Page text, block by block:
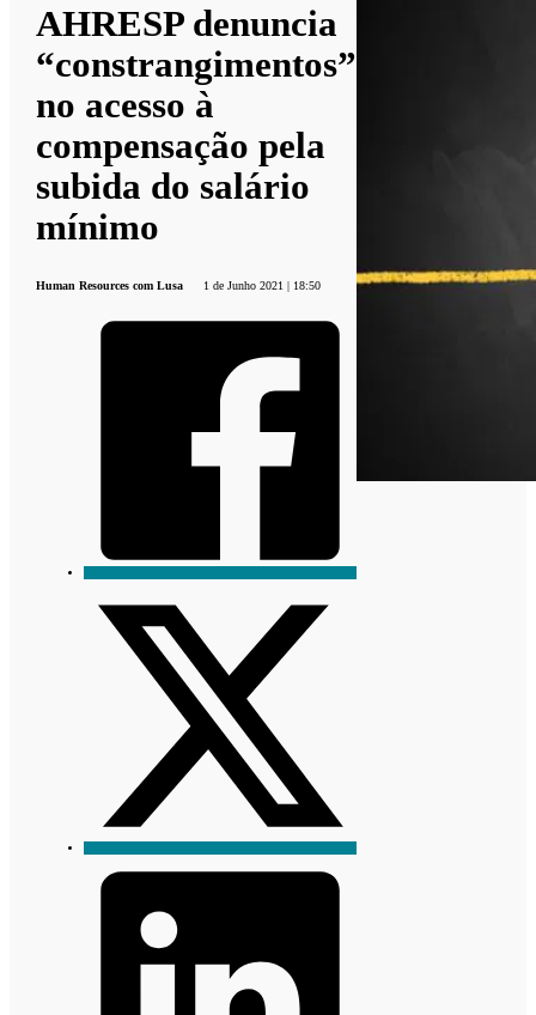
AHRESP denuncia
“constrangimentos”
no acesso à
compensação pela
subida do salário
mínimo
Human Resources com Lusa 1 de Junho 2021 | 18:50